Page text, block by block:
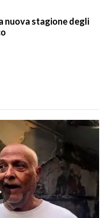
nuova stagione degli